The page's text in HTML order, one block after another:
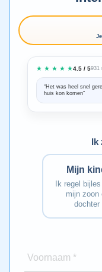
★ ★ ★ ★ ★4.5 / 5931
“Het was heel snel
huis kon komen”
Ik
Mijn
Ik regel
mijn zoon
dochter
Voornaam *